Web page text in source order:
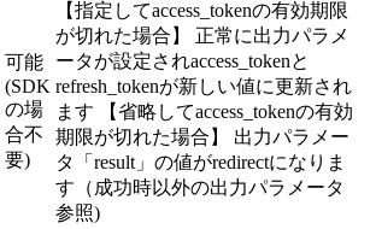
可能
(SDK
の場
合不
要)
【指定してaccess_tokenの有効期限
が切れた場合】 正常に出力パラメ
ータが設定されaccess_tokenと
refresh_tokenが新しい値に更新され
ます 【省略してaccess_tokenの有効
期限が切れた場合】 出力パラメー
タ「result」の値がredirectになりま
す（成功時以外の出力パラメータ
参照)